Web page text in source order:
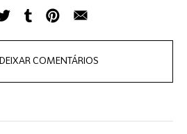
DEIXAR COMENTÁRIOS